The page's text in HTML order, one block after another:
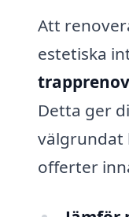
Att
estetiska
Detta ger
välgrundat
offerter